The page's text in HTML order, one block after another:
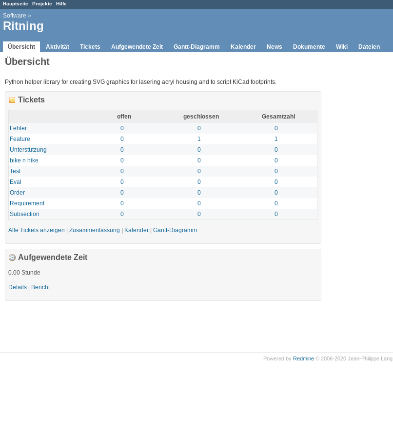
Hauptseite Projekte Hilfe
Software »
Ritning
Übersicht Aktivität Tickets Aufgewendete Zeit Gantt-Diagramm Kalender News Dokumente Wiki Dateien
Übersicht
Python helper library for creating SVG graphics for lasering acryl housing and to script KiCad footprints.
Tickets
offen geschlossen
Gesamtzahl
Fehler
0 0
0
Feature
0 1
1
Unterstützung
0 0
0
bike n hike
0 0
0
Test
0 0
0
Eval
0 0
0
Order
0 0
0
Requirement
0 0
0
Subsection
0 0 0
Alle Tickets anzeigen | Zusammenfassung | Kalender | Gantt-Diagramm
Aufgewendete Zeit
0.00 Stunde
Details | Bericht
Powered by Redmine© 2006-2020 Jean-Philippe Lang